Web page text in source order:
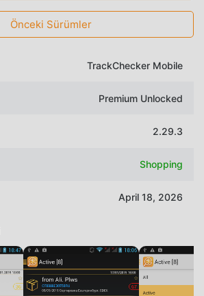
Önceki Sürümler
TrackChecker Mobile
Premium Unlocked
2.29.3
Shopping
April 18, 2026